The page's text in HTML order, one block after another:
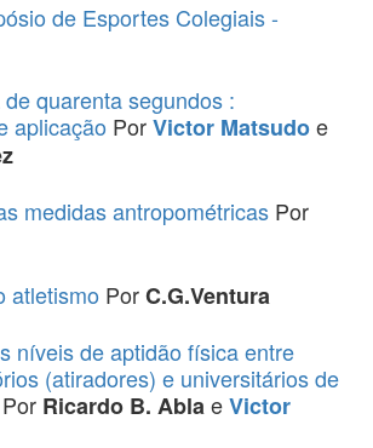
de Esportes Colegiais -
quarenta segundos :
aplicação PorVictor Matsudoe
medidas antropométricas Por
atletismo PorC.G.Ventura
níveis de aptidão física entre
(atiradores) e universitários de
Por Ricardo B. AblaeVictor